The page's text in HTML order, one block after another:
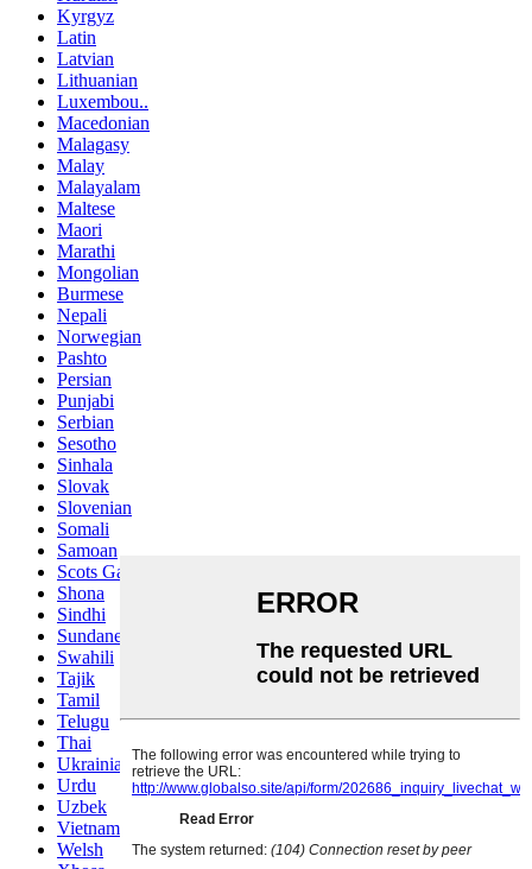
Kyrgyz
Latin
Latvian
Lithuanian
Luxembou..
Macedonian
Malagasy
Malay
Malayalam
Maltese
Maori
Marathi
Mongolian
Burmese
Nepali
Norwegian
Pashto
Persian
Punjabi
Serbian
Sesotho
Sinhala
Slovak
Slovenian
Somali
Samoan
Scots Gaelic
Shona
Sindhi
Sundanese
Swahili
Tajik
Tamil
Telugu
Thai
Ukrainian
Urdu
Uzbek
Vietnamese
Welsh